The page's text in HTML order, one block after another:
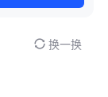
换一换